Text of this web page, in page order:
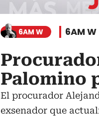
6AM W 6AM W
Palomino
El procurador
exsenador que